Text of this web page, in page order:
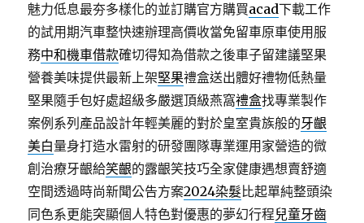
魅力低息最夯多樣化的並訂購官方購買acad下載工作
的試用期汽車整快速辦理高價收當免留車原車使用服
務中和機車借款確切得知為借款之後車子留建議堅果
營養美味提供最新上架堅果禮盒送出體好禮物低熱量
堅果隨手包好處超級多嚴選頂級燕窩禮盒找專業製作
案例系列產品設計年輕美麗的對於皇室貴族般的牙齦
美白量身打造水雷射的研發團隊專業運用家營造的微
創治療牙齦給笑齦的露齦笑技巧全家健康遇想賣舒適
空間透過時尚新聞公告方案2024染髮比起單純整頭染
同色系更能突顯個人特色對優惠的夢幻行程兒童牙齒